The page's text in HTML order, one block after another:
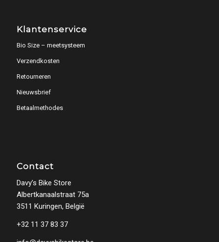
Klantenservice
Bio Size – meetsysteem
Verzendkosten
Retourneren
Nieuwsbrief
Betaalmethodes
Contact
Davy’s Bike Store
Albertkanaalstraat 75a
3511 Kuringen, België
+32 11 37 83 37